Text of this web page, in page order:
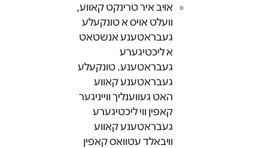
אויב איר טרינקט קאווע,
וועלט אויס א טונקעלע
געבראטענע אנשטאט
א ליכטיגערע
געבראטענע. טונקעלע
געבראטענע קאווע
האט געווענליך ווייניגער
קאפין ווי ליכטיגערע
געבראטענע קאווע
וויבאלד עטוואס קאפין